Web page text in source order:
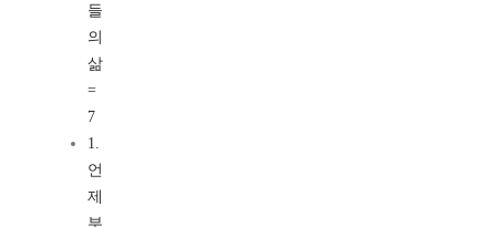
들
의
삶
=
7
1.
언
제
부